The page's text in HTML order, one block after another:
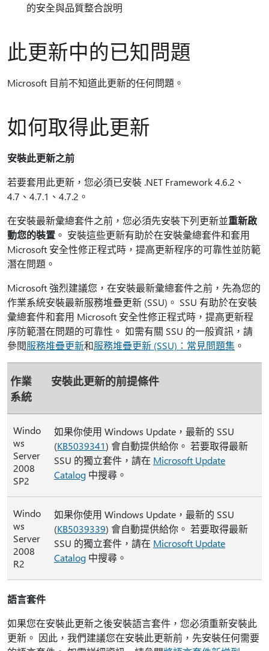
的安全與品質整合說明
此更新中的已知問題
Microsoft 目前不知道此更新的任何問題。
如何取得此更新
安裝此更新之前
若要套用此更新，您必須已安裝 .NET Framework 4.6.2、
4.7、4.7.1、4.7.2。
在安裝最新彙總套件之前，您必須先安裝下列更新並重新啟
動您的裝置 。 安裝這些更新有助於在安裝彙總套件和套用
Microsoft 安全性修正程式時，提高更新程序的可靠性並防範
潛在問題。
Microsoft 強烈建議您，在安裝最新彙總套件之前，先為您的
作業系統安裝最新服務堆疊更新 (SSU)。 SSU 有助於在安裝
彙總套件和套用 Microsoft 安全性修正程式時，提高更新程
序防範潛在問題的可靠性。 如需有關 SSU 的一般資訊，請
參閱服務堆疊更新和服務堆疊更新 (SSU)：常見問題集 。
作業
系統
安裝此更新的前提條件
Windo
ws
Server
2008
SP2
如果你使用 Windows Update，最新的 SSU
(KB5039341) 會自動提供給你。 若要取得最新
SSU 的獨立套件，請在 Microsoft Update
Catalog 中搜尋。
Windo
ws
Server
2008
R2
如果你使用 Windows Update，最新的 SSU
(KB5039339) 會自動提供給你。 若要取得最新
SSU 的獨立套件，請在 Microsoft Update
Catalog 中搜尋。
語言套件
如果您在安裝此更新之後安裝語言套件，您必須重新安裝此
更新。 因此，我們建議您在安裝此更新前，先安裝任何需要